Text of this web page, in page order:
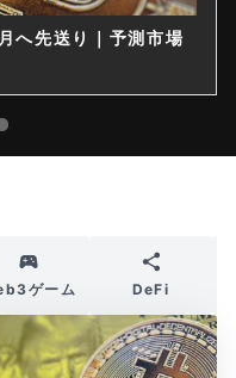
へ先送り｜予測市場
ゲーム DeFi